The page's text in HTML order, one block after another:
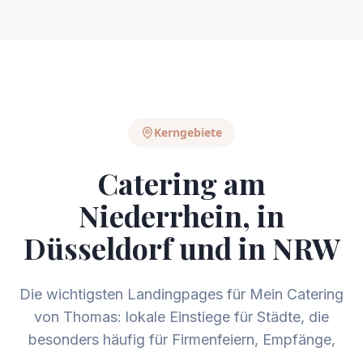
Kerngebiete
Catering am
Niederrhein, in
Düsseldorf und in NRW
Die wichtigsten Landingpages für Mein Catering
von Thomas: lokale Einstiege für Städte, die
besonders häufig für Firmenfeiern, Empfänge,